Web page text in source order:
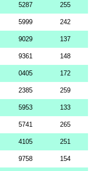
5287 255
5999 242
9029 137
9361 148
0405 172
2385 259
5953 133
5741 265
4105 251
9758 154